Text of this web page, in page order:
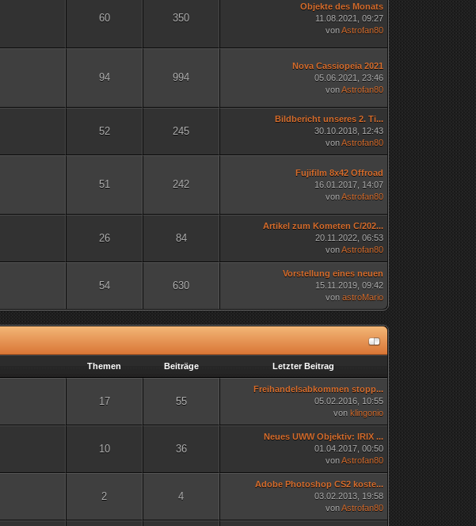
60 350
Objekte des Monats
11.08.2021, 09:27
vonAstrofan80
94 994
Nova Cassiopeia 2021
05.06.2021, 23:46
vonAstrofan80
52 245
Bildbericht unseres 2. Ti...
30.10.2018, 12:43
vonAstrofan80
51 242
Fujifilm 8x42 Offroad
16.01.2017, 14:07
vonAstrofan80
26 84
Artikel zum Kometen C/202...
20.11.2022, 06:53
vonAstrofan80
54 630
Vorstellung eines neuen
15.11.2019, 09:42
vonastroMario
Themen Beiträge Letzter Beitrag
17 55
Freihandelsabkommen stopp...
05.02.2016, 10:55
vonklingonio
10 36
Neues UWW Objektiv: IRIX ...
01.04.2017, 00:50
vonAstrofan80
2 4
Adobe Photoshop CS2 koste...
03.02.2013, 19:58
vonAstrofan80